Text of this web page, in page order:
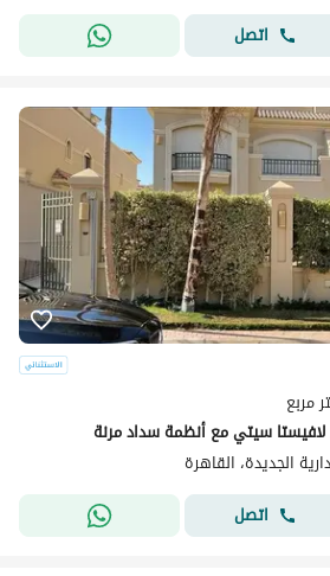
اتصل
سيتي مع أنظمة سداد مرنة
الجديدة، القاهرة
اتصل